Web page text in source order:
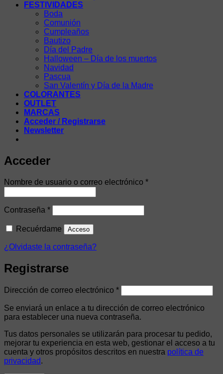
FESTIVIDADES
Boda
Comunión
Cumpleaños
Bautizo
Día del Padre
Halloween – Día de los muertos
Navidad
Pascua
San Valentín y Día de la Madre
COLORANTES
OUTLET
MARCAS
Acceder / Registrarse
Newsletter
Acceder
Nombre de usuario o correo electrónico *Obligatorio
Contraseña *Obligatorio
Recuérdame Acceso
¿Olvidaste la contraseña?
Registrarse
Dirección de correo electrónico *Obligatorio
Se enviará un enlace a tu dirección de correo electrónico
para establecer una nueva contraseña.
Tus datos personales se utilizarán para procesar tu pedido,
mejorar tu experiencia en esta web, gestionar el acceso a tu
cuenta y otros propósitos descritos en nuestra política de
privacidad.